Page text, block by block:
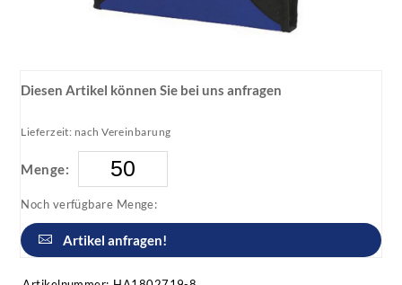
Diesen Artikel können Sie bei uns anfragen
Lieferzeit: nach Vereinbarung
Menge:
Noch verfügbare Menge:
Artikel anfragen!